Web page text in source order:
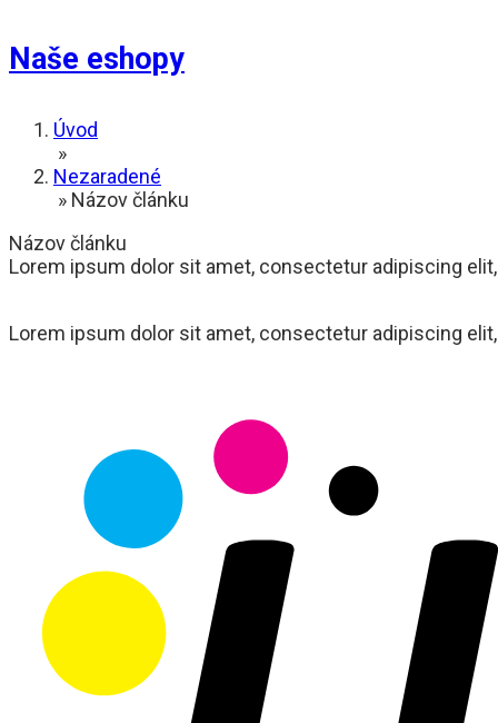
Naše eshopy
Úvod
»
Nezaradené
» Názov článku
Názov článku
Lorem ipsum dolor sit amet, consectetur adipiscing
Lorem ipsum dolor sit amet, consectetur adipiscing